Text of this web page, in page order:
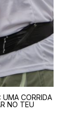
UMA CORRIDA
NO TEU